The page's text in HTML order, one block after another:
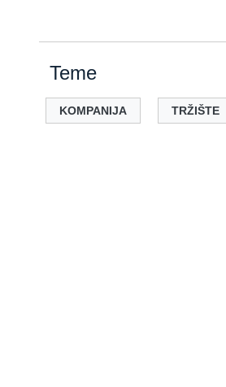
Teme
KOMPANIJA TRŽIŠTE